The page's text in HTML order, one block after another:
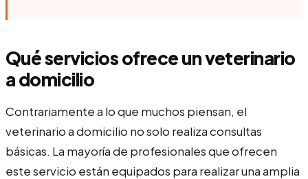
Qué servicios ofrece un veterinario
a domicilio
Contrariamente a lo que muchos piensan, el
veterinario a domicilio no solo realiza consultas
básicas. La mayoría de profesionales que ofrecen
este servicio están equipados para realizar una amplia